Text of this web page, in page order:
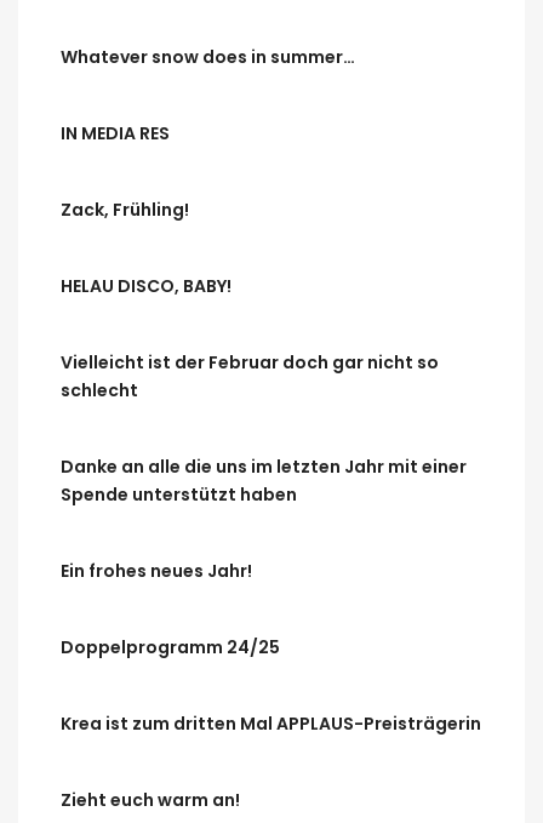
Whatever snow does in summer…
IN MEDIA RES
Zack, Frühling!
HELAU DISCO, BABY!
Vielleicht ist der Februar doch gar nicht so
schlecht
Danke an alle die uns im letzten Jahr mit einer
Spende unterstützt haben
Ein frohes neues Jahr!
Doppelprogramm 24/25
Krea ist zum dritten Mal APPLAUS-Preisträgerin
Zieht euch warm an!